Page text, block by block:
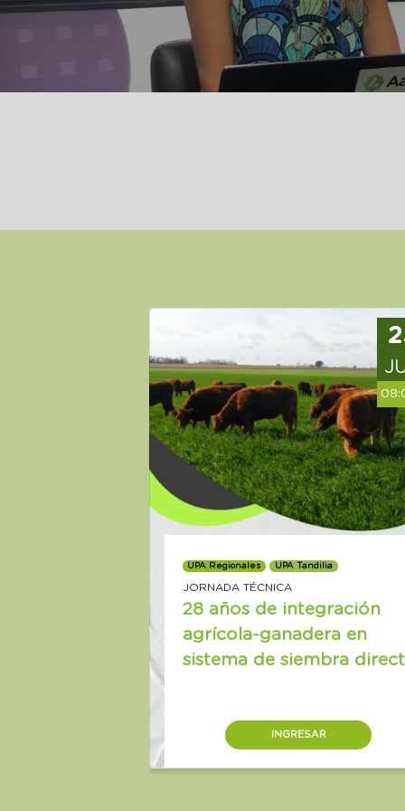
UPA Regionales UPA Tandilia
JORNADA TÉCNICA
28 años de integración
agrícola-ganadera en
sistema de siembra
INGRESAR